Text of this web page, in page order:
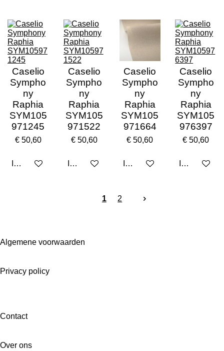
Caselio
Sympho
ny
Raphia
SYM105
971245
€ 50,60
In winkelwagen
Caselio
Sympho
ny
Raphia
SYM105
971522
€ 50,60
In winkelwagen
Caselio
Sympho
ny
Raphia
SYM105
971664
€ 50,60
In winkelwagen
Caselio
Sympho
ny
Raphia
SYM105
976397
€ 50,60
In
1 2
Algemene voorwaarden
Privacy policy
Contact
Over ons